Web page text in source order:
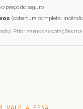
preço do seguro.
(cobertura completa:
Priorizamos as cotações
VALE A PENA